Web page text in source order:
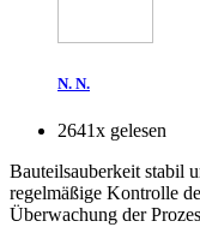
N. N.
2641x gelesen
Bauteilsauberkeit stabil
regelmäßige Kontrolle
Überwachung der